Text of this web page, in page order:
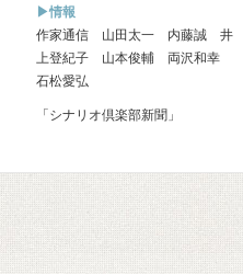
▶情報
作家通信 山田太一 内藤誠 井
上登紀子 山本俊輔 両沢和幸
石松愛弘
「シナリオ倶楽部新聞」